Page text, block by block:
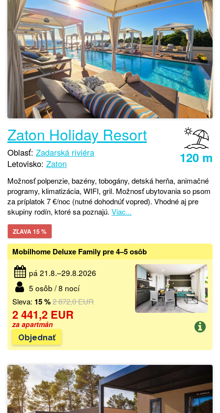
120 m
Zaton Holiday Resort
Oblasť: Zadarská riviéra
Letovisko: Zaton
Možnosť polpenzie, bazény, tobogány, detská herňa, animačné
programy, klimatizácia, WIFI, gril. Možnosť ubytovania so psom
za príplatok 7 €/noc (nutné dohodnúť vopred). Vhodné aj pre
skupiny rodín, ktoré sa poznajú. Viac...
ZĽAVA 15 %
Mobilhome Deluxe Family pre 4–5 osôb
pá 21.8.–29.8.2026
5 osôb / 8 nocí
Sleva: 15 %2 872,0 EUR
2 441,2 EUR
za apartmán
Objednať